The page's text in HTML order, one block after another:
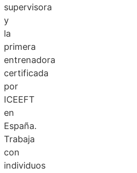
supervisora
y
la
primera
entrenadora
certificada
por
ICEEFT
en
España.
Trabaja
con
individuos